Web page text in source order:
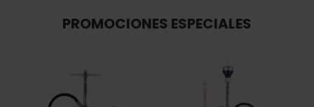
PROMOCIONES ESPECIALES